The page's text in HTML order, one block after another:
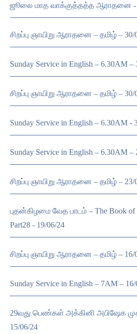
ஜூலை மாத வாக்குத்தத்த ஆராதனை -
சிறப்பு ஞாயிறு ஆராதனை – தமிழ் – 30/
Sunday Service in English – 6.30AM –
சிறப்பு ஞாயிறு ஆராதனை – தமிழ் – 30/
Sunday Service in English – 6.30AM -
Sunday Service in English – 6.30AM –
சிறப்பு ஞாயிறு ஆராதனை – தமிழ் – 23/
புதன்கிழமை வேத பாடம் – The Book of
Part28 - 19/06/24
சிறப்பு ஞாயிறு ஆராதனை – தமிழ் – 16/
Sunday Service in English – 7AM – 16/
29வது பெண்கள் அக்கினி அபிஷேக
15/06/24